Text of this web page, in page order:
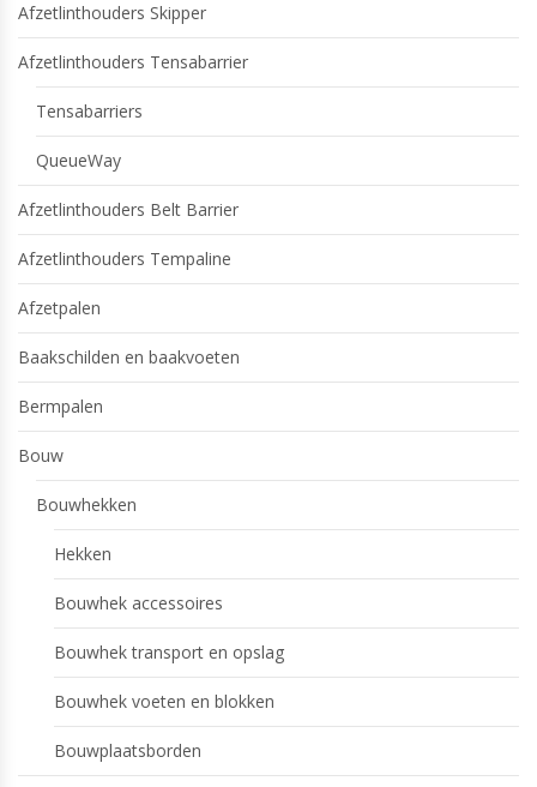
Afzetlinthouders Skipper
Afzetlinthouders Tensabarrier
Tensabarriers
QueueWay
Afzetlinthouders Belt Barrier
Afzetlinthouders Tempaline
Afzetpalen
Baakschilden en baakvoeten
Bermpalen
Bouw
Bouwhekken
Hekken
Bouwhek accessoires
Bouwhek transport en opslag
Bouwhek voeten en blokken
Bouwplaatsborden